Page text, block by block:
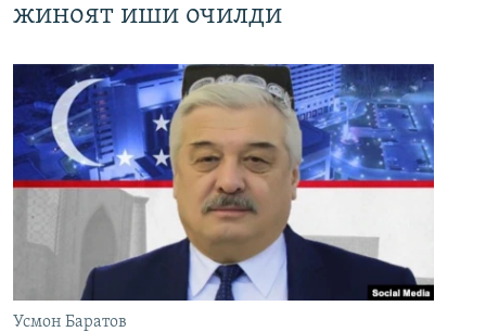
жиноят иши очилди
Усмон Баратов